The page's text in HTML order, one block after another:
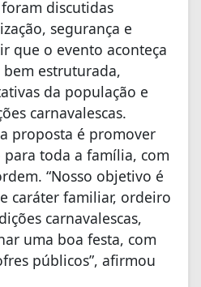
discutidas
segurança e
que o evento aconteça
estruturada,
da população e
carnavalescas.
proposta é promover
toda a família, com
“Nosso objetivo é
caráter familiar, ordeiro
carnavalescas,
uma boa festa, com
públicos”, afirmou